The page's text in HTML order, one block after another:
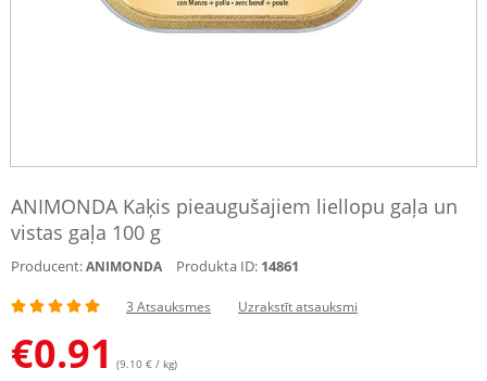
ANIMONDA Kaķis pieaugušajiem liellopu gaļa un
vistas gaļa 100 g
Producent:ANIMONDA Produkta ID: 14861
3 Atsauksmes Uzrakstīt atsauksmi
€0.91 (9.10 € / kg)